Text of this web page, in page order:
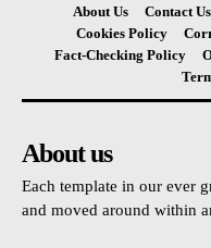
About Us Contact Us
Cookies Policy
Fact-Checking Policy
About us
Each template in our ever
and moved around within